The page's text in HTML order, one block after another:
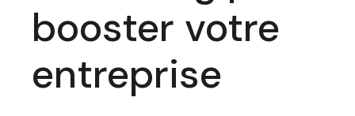
booster votre
entreprise